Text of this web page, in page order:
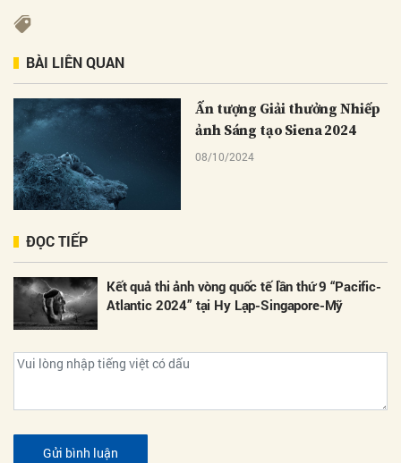
BÀI LIÊN QUAN
Ấn tượng Giải thưởng Nhiếp
ảnh Sáng tạo Siena 2024
08/10/2024
ĐỌC TIẾP
Kết quả thi ảnh vòng quốc tế lần thứ 9 “Pacific-
Atlantic 2024” tại Hy Lạp-Singapore-Mỹ
Gửi bình luận